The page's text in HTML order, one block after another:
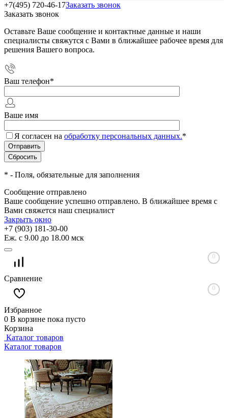
+7(495) 720-46-17Заказать звонок
Заказать звонок
Оставьте Ваше сообщение и контактные данные и наши
специалисты свяжутся с Вами в ближайшее рабочее время для
решения Вашего вопроса.
Ваш телефон*
Ваше имя
Я согласен на обработку персональных данных.*
* - Поля, обязательные для заполнения
Сообщение отправлено
Ваше сообщение успешно отправлено. В ближайшее время с
Вами свяжется наш специалист
Закрыть окно
+7 (903) 181-30-00
Еж. с 9.00 до 18.00 мск
0
Сравнение
0
Избранное
0 В корзине пока пусто
Корзина
Каталог товаров
Каталог товаров